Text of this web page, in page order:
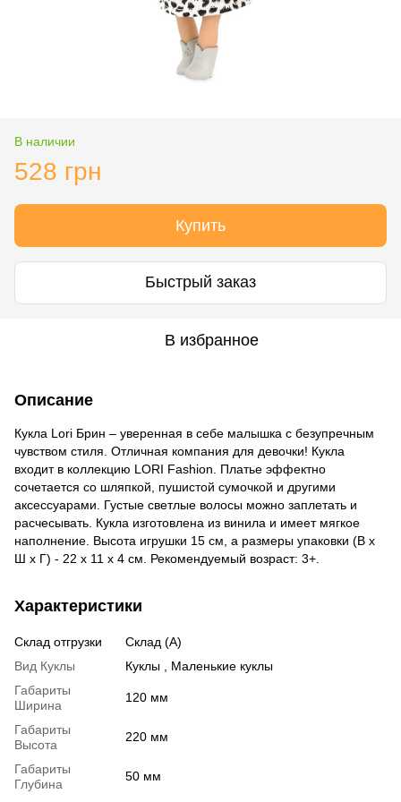
В наличии
528 грн
Купить
Быстрый заказ
В избранное
Описание
Кукла Lori Брин – уверенная в себе малышка с безупречным
чувством стиля. Отличная компания для девочки! Кукла
входит в коллекцию LORI Fashion. Платье эффектно
сочетается со шляпкой, пушистой сумочкой и другими
аксессуарами. Густые светлые волосы можно заплетать и
расчесывать. Кукла изготовлена из винила и имеет мягкое
наполнение. Высота игрушки 15 см, а размеры упаковки (В х
Ш х Г) - 22 х 11 х 4 см. Рекомендуемый возраст: 3+.
Характеристики
Склад отгрузки
Склад (А)
Вид Куклы
Куклы , Маленькие куклы
Габариты
Ширина
120 мм
Габариты
Высота
220 мм
Габариты
Глубина
50 мм